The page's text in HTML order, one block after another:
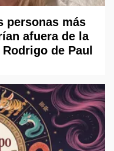
personas más
afuera de la
de Paul